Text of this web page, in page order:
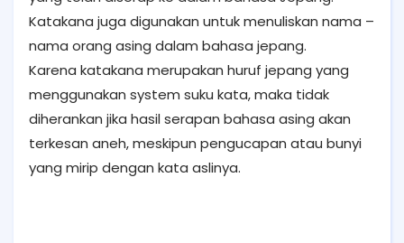
Katakana juga digunakan untuk menuliskan nama –
nama orang asing dalam bahasa jepang.
Karena katakana merupakan huruf jepang yang
menggunakan system suku kata, maka tidak
diherankan jika hasil serapan bahasa asing akan
terkesan aneh, meskipun pengucapan atau bunyi
yang mirip dengan kata aslinya.